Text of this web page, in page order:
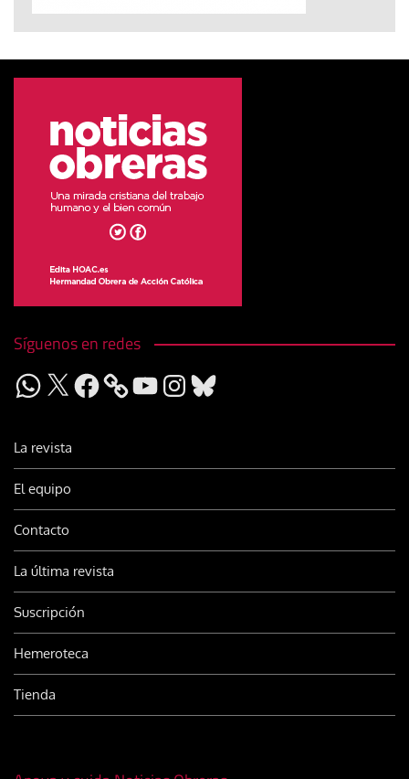
Síguenos en redes
WhatsApp
X Facebook YouTubeInstagram
Bluesky
La revista
El equipo
Contacto
La última revista
Suscripción
Hemeroteca
Tienda